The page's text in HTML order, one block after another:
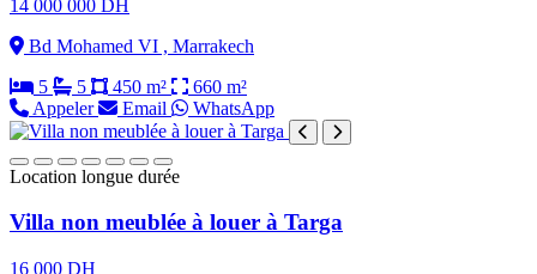
14 000 000 DH
Bd Mohamed VI , Marrakech
5
5 450 m²
660 m²
Appeler
Email WhatsApp
Location longue durée
Villa non meublée à louer à Targa
16 000 DH